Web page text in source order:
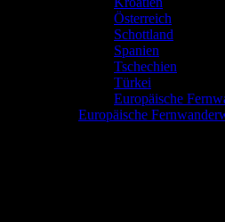
Österreich
Schottland
Spanien
Tschechien
Türkei
Europäische
Europäische